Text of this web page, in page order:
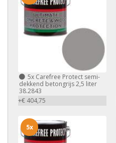
5x Carefree Protect semi-
dekkend betongrijs 2,5 liter
38.2843
+€ 404,75
5x